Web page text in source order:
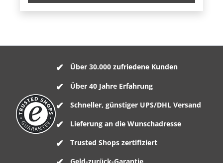
Über 30.000 zufriedene Kunden
Über 40 Jahre Erfahrung
Schneller, günstiger UPS/DHL Versand
Lieferung an die Wunschadresse
Trusted Shops zertifiziert